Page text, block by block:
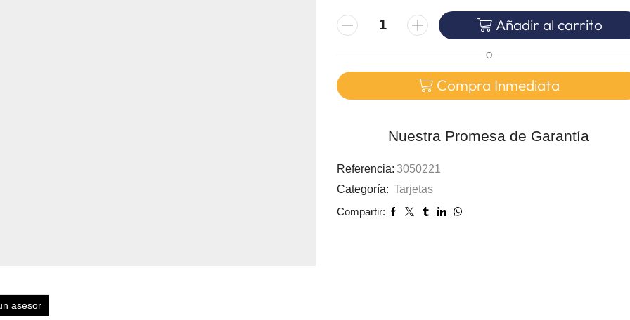
asesor
Añadir al carrito
O
Compra Inmediata
Nuestra Promesa de Garantía
Referencia: 3050221
Categoría: Tarjetas
Compartir: